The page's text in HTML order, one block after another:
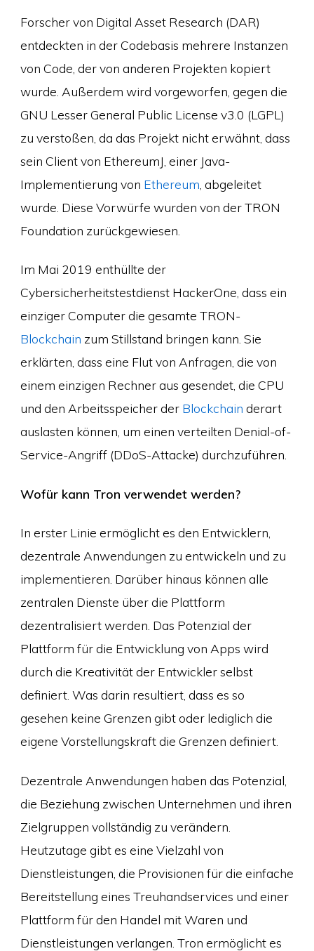
Forscher von Digital Asset Research (DAR)
entdeckten in der Codebasis mehrere Instanzen
von Code, der von anderen Projekten kopiert
wurde. Außerdem wird vorgeworfen, gegen die
GNU Lesser General Public License v3.0 (LGPL)
zu verstoßen, da das Projekt nicht erwähnt, dass
sein Client von EthereumJ, einer Java-
Implementierung von Ethereum , abgeleitet
wurde. Diese Vorwürfe wurden von der TRON
Foundation zurückgewiesen.
Im Mai 2019 enthüllte der
Cybersicherheitstestdienst HackerOne, dass ein
einziger Computer die gesamte TRON-
Blockchain zum Stillstand bringen kann. Sie
erklärten, dass eine Flut von Anfragen, die von
einem einzigen Rechner aus gesendet, die CPU
und den Arbeitsspeicher der Blockchain derart
auslasten können, um einen verteilten Denial-of-
Service-Angriff (DDoS-Attacke) durchzuführen.
Wofür kann Tron verwendet werden?
In erster Linie ermöglicht es den Entwicklern,
dezentrale Anwendungen zu entwickeln und zu
implementieren. Darüber hinaus können alle
zentralen Dienste über die Plattform
dezentralisiert werden. Das Potenzial der
Plattform für die Entwicklung von Apps wird
durch die Kreativität der Entwickler selbst
definiert. Was darin resultiert, dass es so
gesehen keine Grenzen gibt oder lediglich die
eigene Vorstellungskraft die Grenzen definiert.
Dezentrale Anwendungen haben das Potenzial,
die Beziehung zwischen Unternehmen und ihren
Zielgruppen vollständig zu verändern.
Heutzutage gibt es eine Vielzahl von
Dienstleistungen, die Provisionen für die einfache
Bereitstellung eines Treuhandservices und einer
Plattform für den Handel mit Waren und
Dienstleistungen verlangen. Tron ermöglicht es